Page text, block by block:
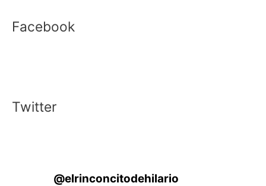
Facebook
Twitter
@elrinconcitodehilario